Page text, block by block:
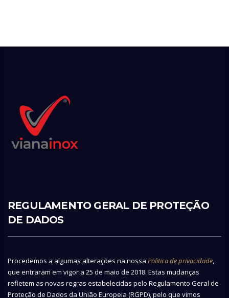
REGULAMENTO GERAL DE PROTEÇÃO
DE DADOS
Procedemos a algumas alterações na nossa Politica de privacidade,
que entraram em vigor a 25 de maio de 2018. Estas mudanças
refletem as novas regras estabelecidas pelo Regulamento Geral de
Proteção de Dados da União Europeia (RGPD), pelo que vimos